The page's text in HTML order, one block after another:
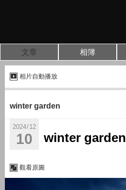
文章 相簿
相片自動播放
winter garden
winter garden
觀看原圖
2024/12
10